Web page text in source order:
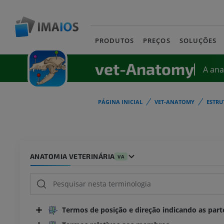
PRODUTOS PREÇOS SOLUÇÕES
vet-Anatomy A
PÁGINA INICIAL VET-ANATOMY
ANATOMIA VETERINÁRIA VA
Termos de posição e direção indicando as